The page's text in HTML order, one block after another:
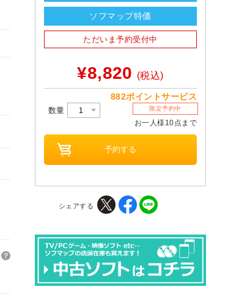
ソフマップ特価
ただいま予約受付中
¥8,820 (税込)
882ポイントサービス
数量 限定予約中
お一人様10点まで
シェアする